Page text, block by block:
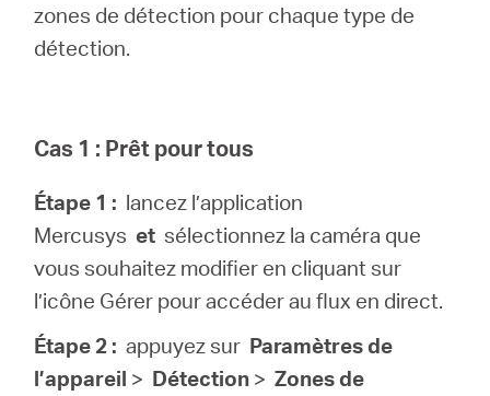
zones de détection pour chaque type de
détection.
Cas 1 : Prêt pour tous
Étape 1 : lancez l’application
Mercusys et sélectionnez la caméra que
vous souhaitez modifier en cliquant sur
l’icône Gérer pour accéder au flux en direct.
Étape 2 : appuyez sur Paramètres de
l’appareil > Détection >Zones de